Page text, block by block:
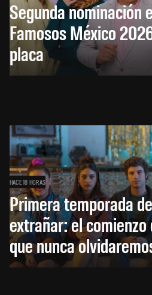
Segunda nominación
Famosos México
placa
HACE 18 HORAS
Primera temporada
extrañar: el
que nunca